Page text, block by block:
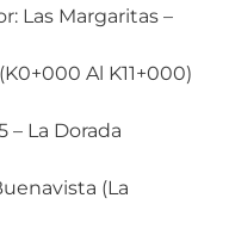
Las Margaritas –
Al K11+000)
– La Dorada
(La